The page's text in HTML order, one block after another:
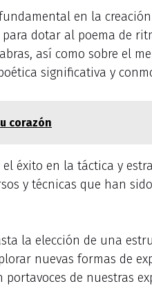
en la
dotar al poema de
así como sobre el
significativa y
corazón
éxito en la táctica y
y técnicas que han
la elección de una
nuevas formas de
de nuestras